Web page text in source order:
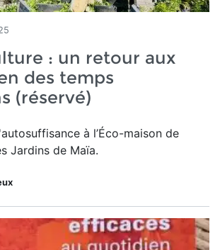
: un retour aux
des temps
(réservé)
à l’Éco-maison de
Jardins de Maïa.